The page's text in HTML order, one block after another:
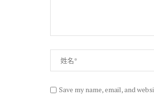
Save my name, email, and